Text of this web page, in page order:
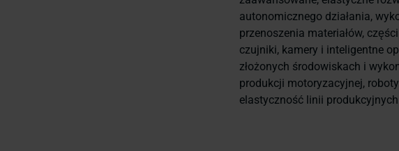
autonomicznego działania,
przenoszenia materiałów,
czujniki, kamery i inteligentne
złożonych środowiskach i
produkcji motoryzacyjnej,
elastyczność linii